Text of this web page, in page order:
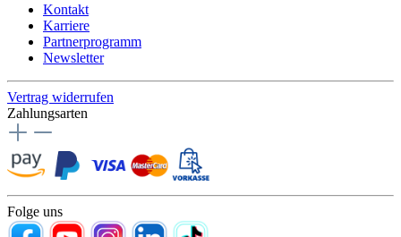
Kontakt
Karriere
Partnerprogramm
Newsletter
Vertrag widerrufen
Zahlungsarten
Folge uns